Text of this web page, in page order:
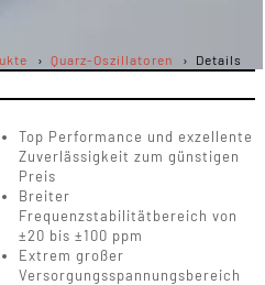
Quarz-Oszillatoren Details
Top Performance und exzellente
Zuverlässigkeit zum günstigen
Preis
Breiter
Frequenzstabilitätbereich von
±20 bis ±100 ppm
Extrem großer
Versorgungsspannungsbereich